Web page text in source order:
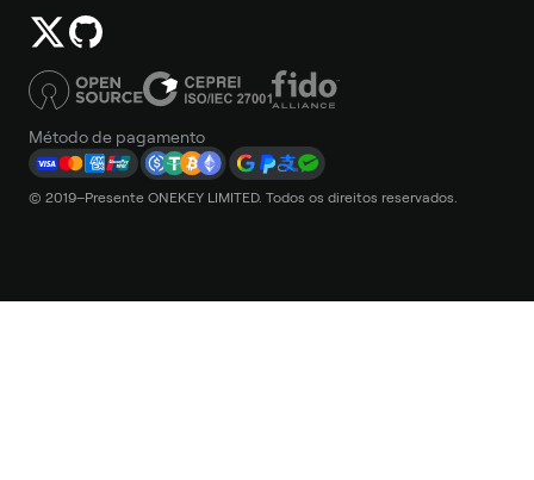
Método de pagamento
© 2019–Presente ONEKEY LIMITED. Todos os direitos reservados.